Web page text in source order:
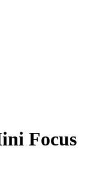
Focus